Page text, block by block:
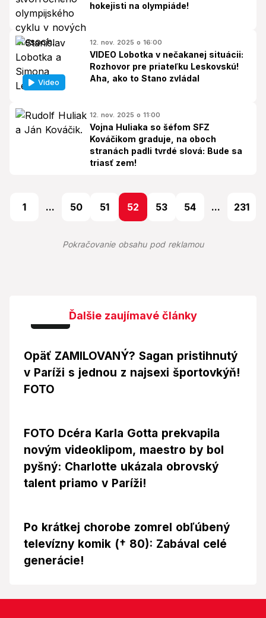
hokejisti na olympiáde!
Video
12. nov. 2025 o 16:00
VIDEO Lobotka v nečakanej situácii:
Rozhovor pre priateľku Leskovskú!
Aha, ako to Stano zvládal
12. nov. 2025 o 11:00
Vojna Huliaka so šéfom SFZ
Kováčikom graduje, na oboch
stranách padli tvrdé slová: Bude sa
triasť zem!
1 ... 50 51 52 53 54 ... 231
Pokračovanie obsahu pod reklamou
Ďalšie zaujímavé články
Opäť ZAMILOVANÝ? Sagan pristihnutý
v Paríži s jednou z najsexi športovkýň!
FOTO
FOTO Dcéra Karla Gotta prekvapila
novým videoklipom, maestro by bol
pyšný: Charlotte ukázala obrovský
talent priamo v Paríži!
Po krátkej chorobe zomrel obľúbený
televízny komik († 80): Zabával celé
generácie!